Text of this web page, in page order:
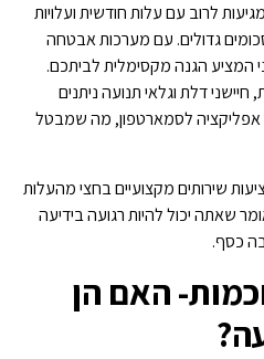
לרוב עם עלות חודשית ועלויות
גדולים. עם מערכות אבטחה
המציע הגנה מקסימלית לביתכם.
דלת וגלאי תנועה ניתנים
אפליקציה לסמארטפון, מה שמבטל
שירותים מקצועיים בחצי מהעלות
שאתה יכול להיות רגועה בידיעה
כסף.
האם הן